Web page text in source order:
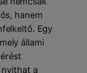
hanem
Egy
állami
a